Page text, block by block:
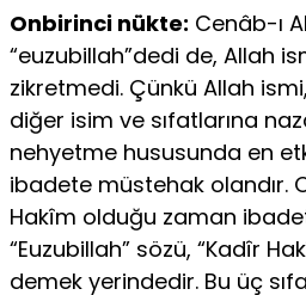
Onbirinci nükte: Cenâb-ı
“euzubillah”dedi de, Allah
zikretmedi. Çünkü Allah
diğer isim ve sıfatlarına
nehyetme hususunda en
ibadete müstehak olandır.
Hakîm olduğu zaman
“Euzubillah” sözü, “Kadîr
demek yerindedir. Bu üç